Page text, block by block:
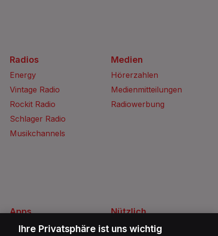
Radios
Energy
Vintage Radio
Rockit Radio
Schlager Radio
Musikchannels
Nützlich
Kontakt
Apps
Energy Radio App
Medien
Hörerzahlen
Medienmitteilungen
Radiowerbung
Ihre Privatsphäre ist uns wichtig